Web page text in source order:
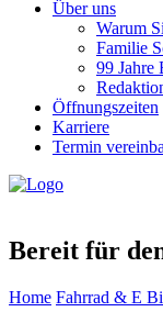
Über uns
Warum
Familie
99 Jahre
Öffnungszeiten
Karriere
Termin
Bereit für
Home Fahrrad & E